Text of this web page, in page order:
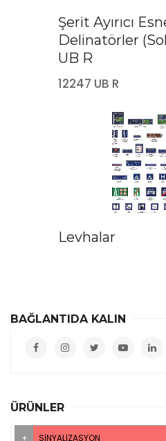
Şerit Ayırıcı
Delinatörler
UB R
12247 UB R
Levhalar
BAĞLANTIDA KALIN
ÜRÜNLER
SINYALIZASYON